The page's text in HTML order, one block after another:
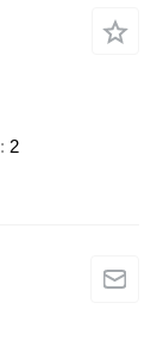
2